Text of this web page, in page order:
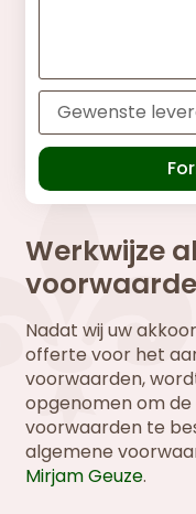
Werkwijze
Nadat wij uw
offerte voor het
voorwaarden,
opgenomen om
voorwaarden te
algemene
Mirjam Geuze.